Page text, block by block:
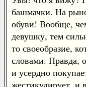
башмачки. На
обуви! Вообще,
девушку, тем
то своеобразие,
словами. Правда,
и усердно
жестикулирует, и